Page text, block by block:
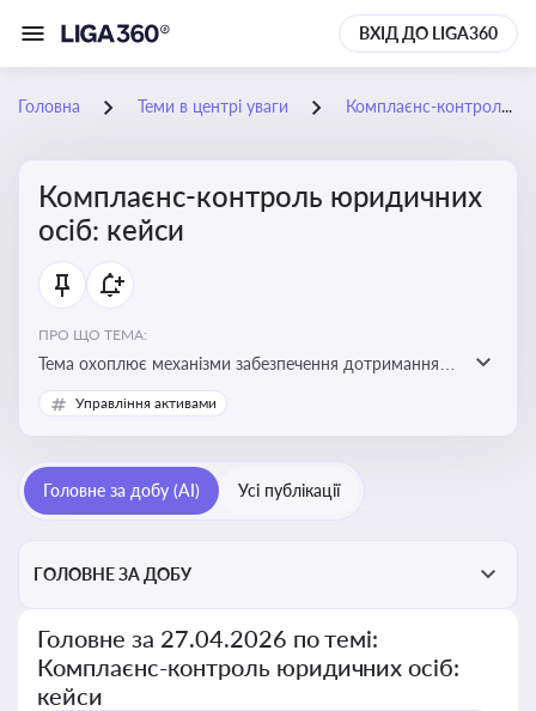
ВХІД ДО LIGA360
Головна Теми в центрі уваги Комплаєнс-контроль юридичних осіб: кейси
Комплаєнс-контроль юридичних
осіб: кейси
ПРО ЩО ТЕМА:
Тема охоплює механізми забезпечення дотримання
законодавства юридичними особами, запобігання
ризикам та підвищення прозорості діяльності
Управління активами
Головне за добу (AI) Усі публікації
ГОЛОВНЕ ЗА ДОБУ
Головне за 27.04.2026 по темі:
Комплаєнс-контроль юридичних осіб:
кейси